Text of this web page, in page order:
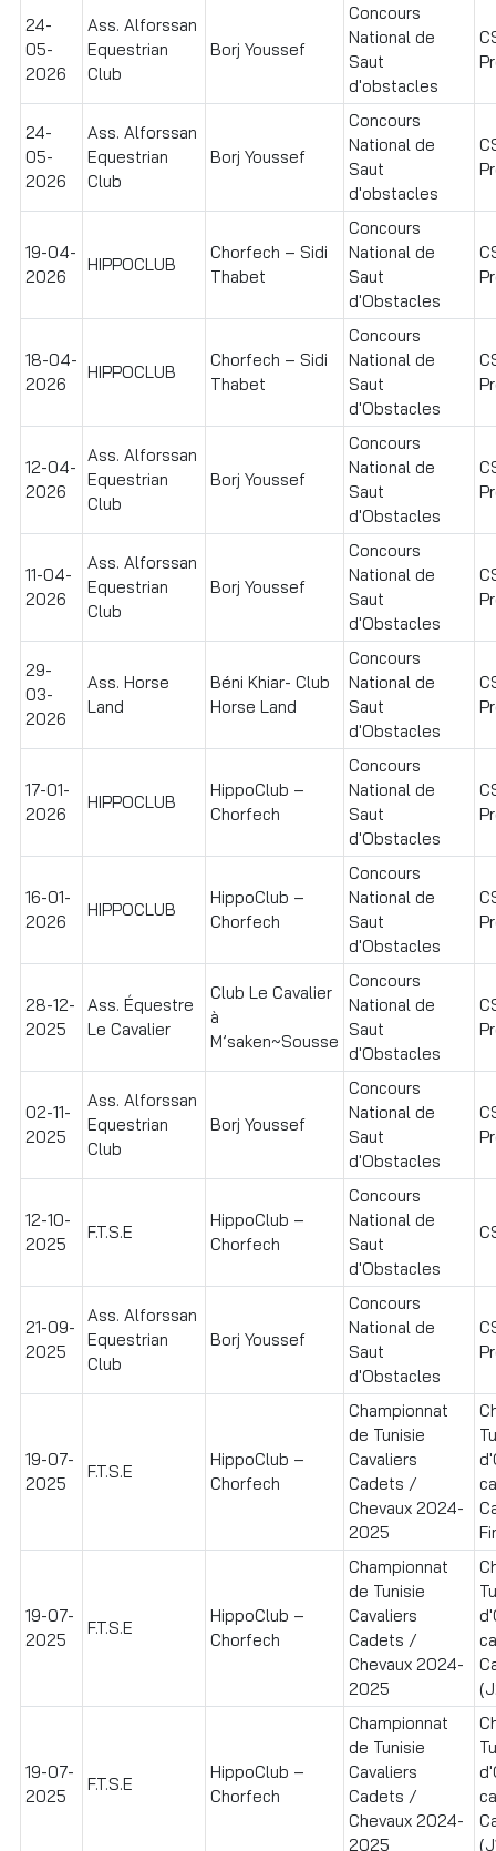
24-
05-
2026
Ass. Alforssan
Equestrian
Club
Borj Youssef
Concours
National de
Saut
d'obstacles
24-
05-
2026
Ass. Alforssan
Equestrian
Club
Borj Youssef
Concours
National de
Saut
d'obstacles
19-04-
2026
HIPPOCLUB
Chorfech – Sidi
Thabet
Concours
National de
Saut
d'Obstacles
18-04-
2026
HIPPOCLUB
Chorfech – Sidi
Thabet
Concours
National de
Saut
d'Obstacles
12-04-
2026
Ass. Alforssan
Equestrian
Club
Borj Youssef
Concours
National de
Saut
d'Obstacles
11-04-
2026
Ass. Alforssan
Equestrian
Club
Borj Youssef
Concours
National de
Saut
d'Obstacles
29-
03-
2026
Ass. Horse
Land
Béni Khiar- Club
Horse Land
Concours
National de
Saut
d'Obstacles
17-01-
2026
HIPPOCLUB
HippoClub –
Chorfech
Concours
National de
Saut
d'Obstacles
16-01-
2026
HIPPOCLUB
HippoClub –
Chorfech
Concours
National de
Saut
d'Obstacles
28-12-
2025
Ass. Équestre
Le Cavalier
Club Le Cavalier
à
M’saken~Sousse
Concours
National de
Saut
d'Obstacles
02-11-
2025
Ass. Alforssan
Equestrian
Club
Borj Youssef
Concours
National de
Saut
d'Obstacles
12-10-
2025
F.T.S.E
HippoClub –
Chorfech
Concours
National de
Saut
d'Obstacles
21-09-
2025
Ass. Alforssan
Equestrian
Club
Borj Youssef
Concours
National de
Saut
d'Obstacles
19-07-
2025
F.T.S.E
HippoClub –
Chorfech
Championnat
de Tunisie
Cavaliers
Cadets /
Chevaux 2024-
2025
19-07-
2025
F.T.S.E
HippoClub –
Chorfech
Championnat
de Tunisie
Cavaliers
Cadets /
Chevaux 2024-
2025
19-07-
2025
F.T.S.E
HippoClub –
Chorfech
Championnat
de Tunisie
Cavaliers
Cadets /
Chevaux 2024-
2025